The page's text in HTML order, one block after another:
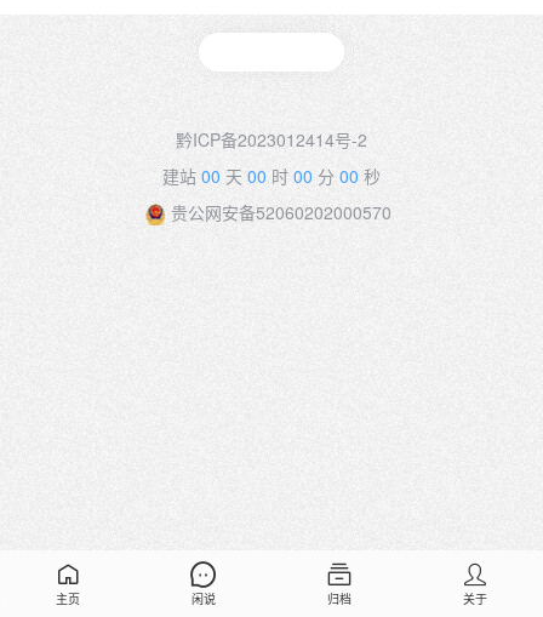
黔ICP备2023012414号-2
建站00 天 00 时 00 分 00 秒
贵公网安备52060202000570
主页 闲说 归档 关于